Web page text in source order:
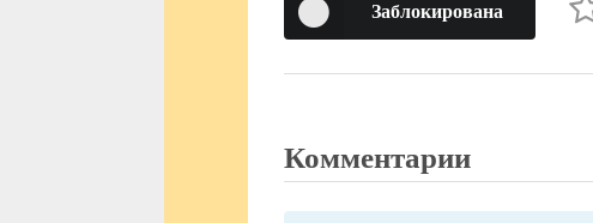
Заблокирована
Комментарии